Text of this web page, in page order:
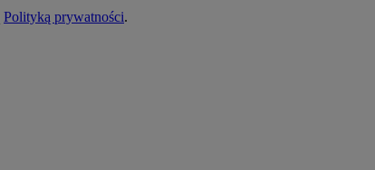
Polityką prywatności.